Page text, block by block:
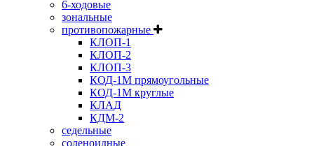
6-ходовые
зональные
противопожарные
КЛОП-1
КЛОП-2
КЛОП-3
КОД-1М прямоугольные
КОД-1М круглые
КЛАД
КДМ-2
седельные
соленоидные